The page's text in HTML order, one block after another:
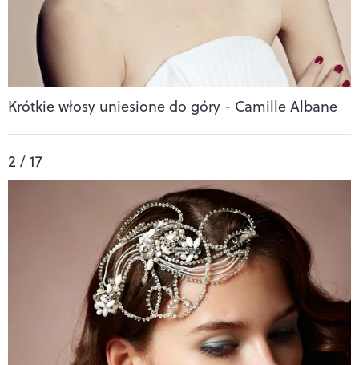
Krótkie włosy uniesione do góry - Camille Albane
2 / 17